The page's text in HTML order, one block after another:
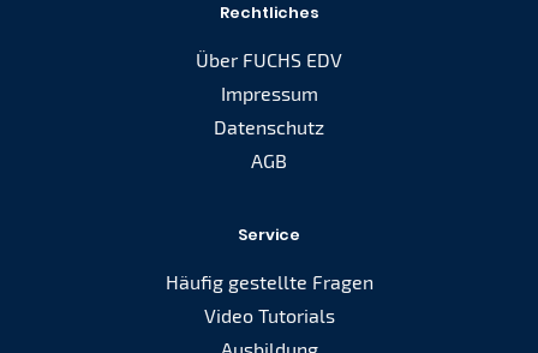
Rechtliches
Über FUCHS EDV
Impressum
Datenschutz
AGB
Service
Häufig gestellte Fragen
Video Tutorials